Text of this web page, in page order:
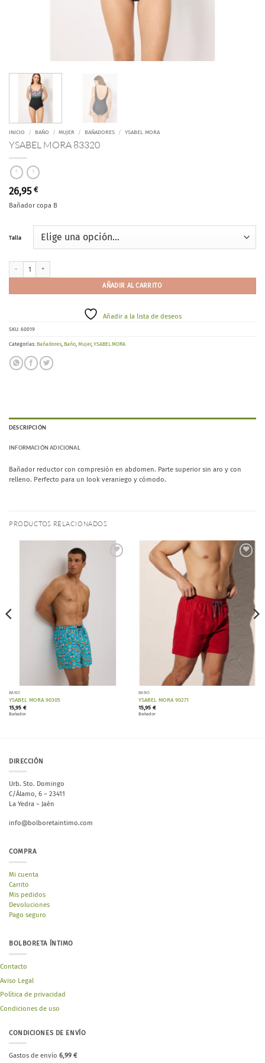
INICIO / BAÑO / MUJER / BAÑADORES / YSABEL MORA
YSABEL MORA 83320
26,95 €
Bañador copa B
Talla
AÑADIR AL CARRITO
Añadir a la lista de deseos
SKU: 60019
Categorías: Bañadores Baño Mujer, YSABEL MORA
DESCRIPCIÓN
INFORMACIÓN ADICIONAL
Bañador reductor con compresión en abdomen. Parte superior sin aro y con
relleno. Perfecto para un look veraniego y cómodo.
PRODUCTOS RELACIONADOS
BAÑO
YSABEL MORA 90305
15,95 €
Bañador
deseos
BAÑO
YSABEL MORA 90271
15,95 €
Bañador
DIRECCIÓN
Urb. Sto. Domingo
C/Álamo, 6 – 23411
La Yedra – Jaén
info@bolboretaintimo.com
COMPRA
Mi cuenta
Carrito
Mis pedidos
Devoluciones
Pago seguro
BOLBORETA ÍNTIMO
Contacto
Aviso Legal
Política de privacidad
Condiciones de uso
CONDICIONES DE ENVÍO
Gastos de envío 6,99 €